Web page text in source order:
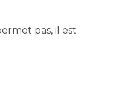
pas, il est